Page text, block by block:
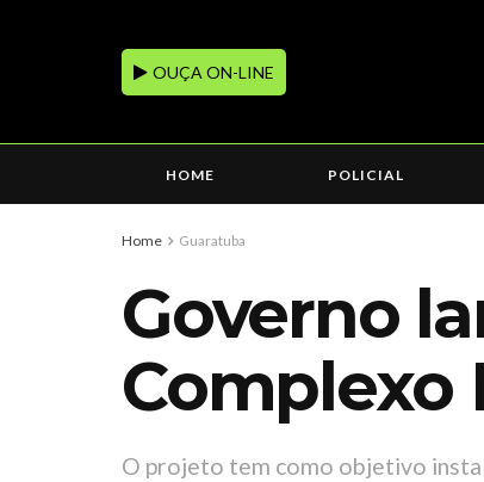
OUÇA ON-LINE
HOME POLICIAL
Home Guaratuba
Governo
Complexo
O projeto tem como objetivo